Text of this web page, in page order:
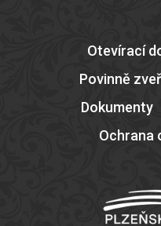
Otevírací
Povinně
Dokumenty
Ochrana